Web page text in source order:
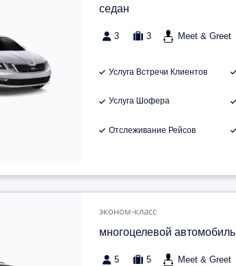
седан
3 3 Meet & Greet
Услуга Встречи Клиентов
Услуга Шофера
Отслеживание Рейсов
эконом-класс
многоцелевой автомобиль
5 5 Meet & Greet